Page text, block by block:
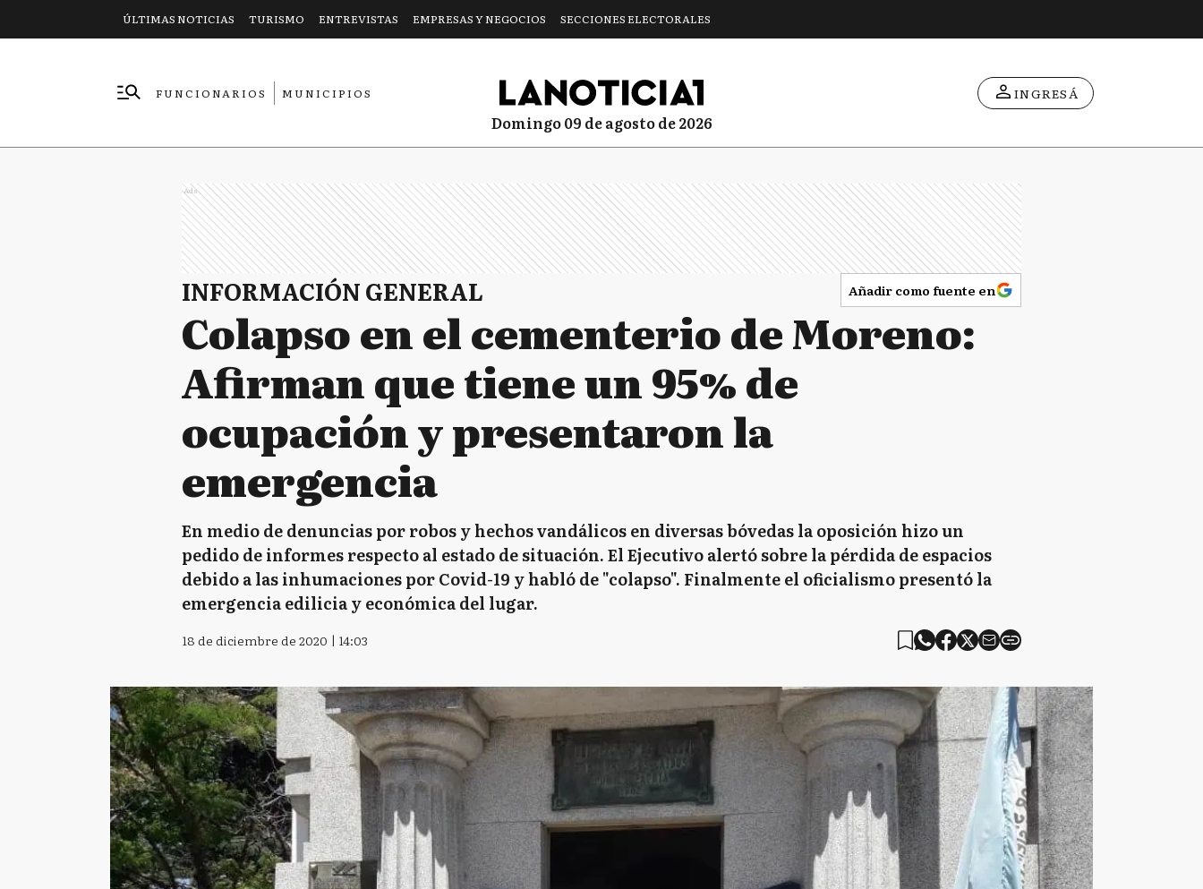
ÚLTIMAS NOTICIAS TURISMO ENTREVISTAS EMPRESAS Y NEGOCIOS SECCIONES ELECTORALES
FUNCIONARIOS
MUNICIPIOS
domingo 09 de agosto de 2026
INGRESÁ
Ads
INFORMACIÓN GENERAL Añadir como fuente en
Colapso en el cementerio de Moreno:
Afirman que tiene un 95% de
ocupación y presentaron la
emergencia
En medio de denuncias por robos y hechos vandálicos en diversas bóvedas la oposición hizo un
pedido de informes respecto al estado de situación. El Ejecutivo alertó sobre la pérdida de espacios
debido a las inhumaciones por Covid-19 y habló de "colapso". Finalmente el oficialismo presentó la
emergencia edilicia y económica del lugar.
18 de diciembre de 2020 | 14:03